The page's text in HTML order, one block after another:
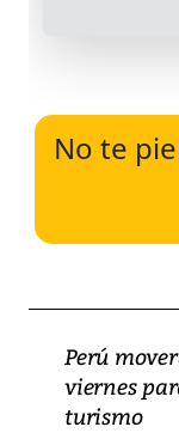
No te
Perú
viernes
turismo